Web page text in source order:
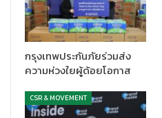
กรุงเทพประกันภัยร่วมส่ง
ความห่วงใยผู้ด้อยโอกาส
CSR & MOVEMENT